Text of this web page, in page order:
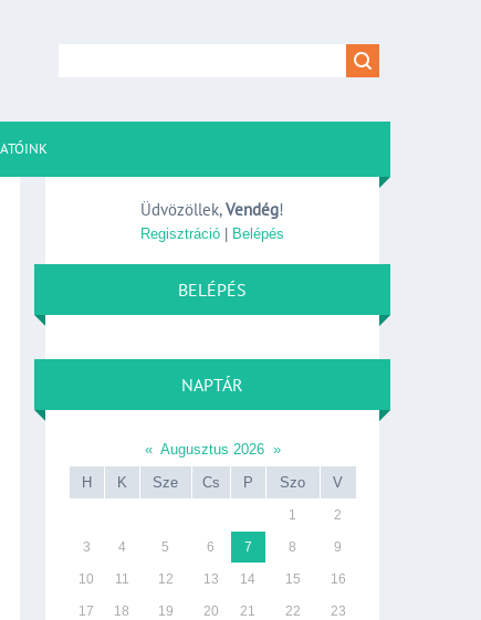
Üdvözöllek,Vendég!
Regisztráció Belépés
BELÉPÉS
NAPTÁR
« Augusztus 2026 »
H
K Sze Cs P Szo V
1 2
3 4 5 6 7 8 9
10 11 12 13 14 15 16
17 18 19 20 21 22 23